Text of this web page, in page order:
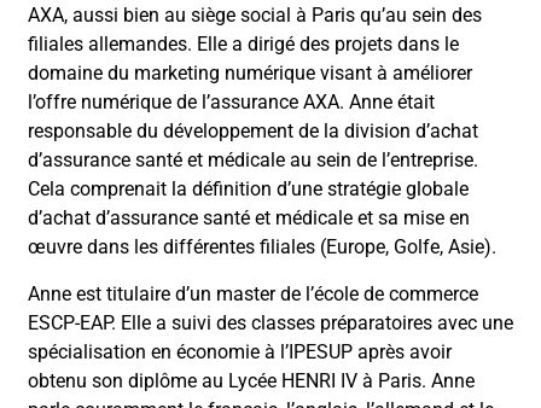
AXA, aussi bien au siège social à Paris qu’au sein des
filiales allemandes. Elle a dirigé des projets dans le
domaine du marketing numérique visant à améliorer
l’offre numérique de l’assurance AXA. Anne était
responsable du développement de la division d’achat
d’assurance santé et médicale au sein de l’entreprise.
Cela comprenait la définition d’une stratégie globale
d’achat d’assurance santé et médicale et sa mise en
œuvre dans les différentes filiales (Europe, Golfe, Asie).
Anne est titulaire d’un master de l’école de commerce
ESCP-EAP. Elle a suivi des classes préparatoires avec une
spécialisation en économie à l’IPESUP après avoir
obtenu son diplôme au Lycée HENRI IV à Paris. Anne